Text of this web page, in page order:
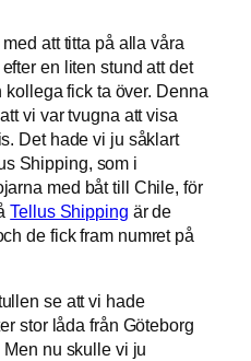
att titta på alla våra
en liten stund att det
fick ta över. Denna
vi var tvugna att visa
Det hade vi ju såklart
Shipping, som i
med båt till Chile, för
Tellus Shipping är de
de fick fram numret på
se att vi hade
stor låda från Göteborg
Men nu skulle vi ju